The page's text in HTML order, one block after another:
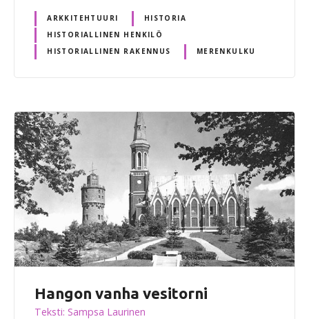
ARKKITEHTUURI
HISTORIA
HISTORIALLINEN HENKILÖ
HISTORIALLINEN RAKENNUS
MERENKULKU
Hangon vanha vesitorni
Teksti: Sampsa Laurinen